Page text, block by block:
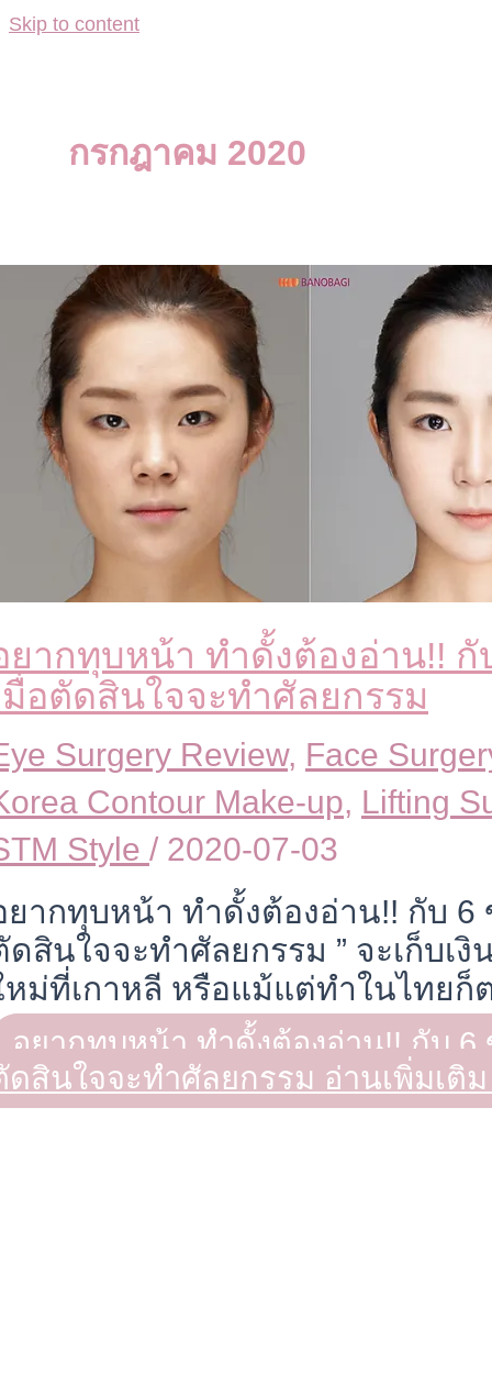
Skip to content
กรกฎาคม 2020
ยากทุบหน้า ทำดั้งต้องอ่าน!! กั
มื่อตัดสินใจจะทำศัลยกรรม
Surgery Review, Face
Contour Make-up, Lifting
Style / 2020-07-03
ยากทุบหน้า ทำดั้งต้องอ่าน!! กับ 6
ดสินใจจะทำศัลยกรรม ” จะเก็บเ
หม่ที่เกาหลี หรือแม้แต่ทำในไทย
อยากทุบหน้า ทำดั้งต้องอ่าน!! กับ 6
ดสินใจจะทำศัลยกรรม อ่านเพิ่มเติ